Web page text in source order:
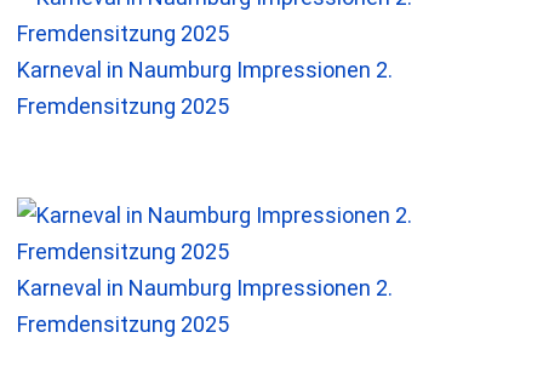
Karneval in Naumburg Impressionen 2.
Fremdensitzung 2025
Karneval in Naumburg Impressionen 2.
Fremdensitzung 2025